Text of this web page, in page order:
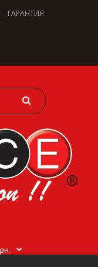
ГАРАНТИЯ